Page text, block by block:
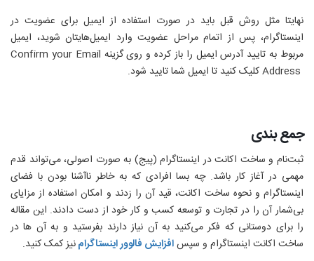
نهایتا مثل روش قبل باید در صورت استفاده از ایمیل برای عضویت در
اینستاگرام، پس از اتمام مراحل عضویت وارد ایمیل‌هایتان شوید، ایمیل
مربوط به تایید آدرس ایمیل را باز کرده و روی گزینه Confirm your Email
Addressکلیک کنید تا ایمیل شما تایید شود.
جمع بندی
ثبت‌نام و ساخت اکانت در اینستاگرام (پیج) به صورت اصولی، می‌تواند قدم
مهمی در آغاز کار باشد. چه بسا افرادی که به خاطر ناآشنا بودن با فضای
اینستاگرام و نحوه ساخت اکانت، قید آن را زدند و امکان استفاده از مزایای
بی‌شمار آن را در تجارت و توسعه کسب و کار خود از دست دادند. این مقاله
را برای دوستانی که فکر می‌کنید به آن نیاز دارند بفرستید و به آن ها در
ساخت اکانت اینستاگرام و سپسافزایش فالوور اینستاگرامنیز کمک کنید.